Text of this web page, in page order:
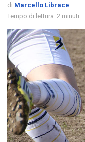
di Marcello Librace
Tempo di lettura: 2 minuti